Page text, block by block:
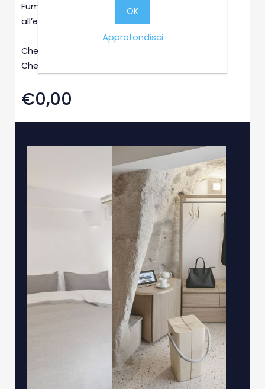
Fumo non consentito in camera, consentito
all’esterno
Check in: dalle ore 14:00
Check out: entro le ore 11:00
€0,00
OK
Approfondisci